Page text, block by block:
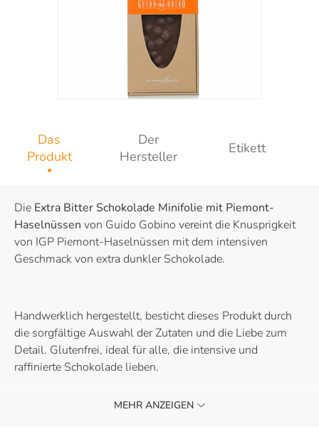
Das
Produkt
Der
Hersteller
Etikett
Die Extra Bitter Schokolade Minifolie mit Piemont-
Haselnüssen von Guido Gobino vereint die Knusprigkeit
von IGP Piemont-Haselnüssen mit dem intensiven
Geschmack von extra dunkler Schokolade.
Handwerklich hergestellt, besticht dieses Produkt durch
die sorgfältige Auswahl der Zutaten und die Liebe zum
Detail. Glutenfrei, ideal für alle, die intensive und
raffinierte Schokolade lieben.
MEHR ANZEIGEN